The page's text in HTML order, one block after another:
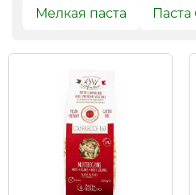
Мелкая паста Паста